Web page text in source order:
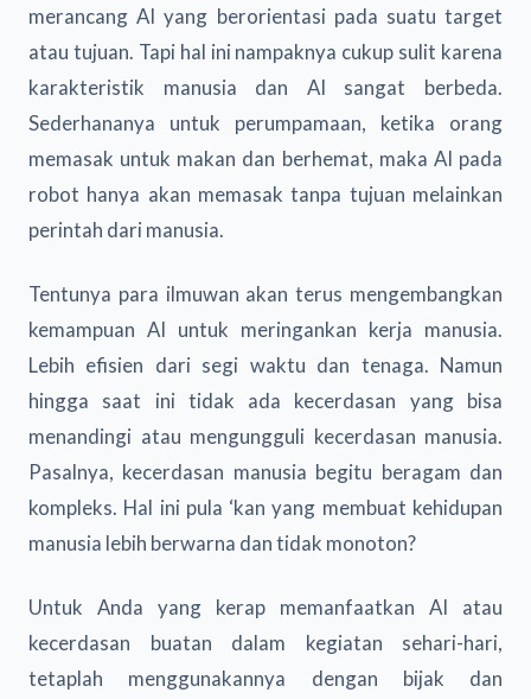
merancang AI yang berorientasi pada suatu target
atau tujuan. Tapi hal ini nampaknya cukup sulit karena
karakteristik manusia dan AI sangat berbeda.
Sederhananya untuk perumpamaan, ketika orang
memasak untuk makan dan berhemat, maka AI pada
robot hanya akan memasak tanpa tujuan melainkan
perintah dari manusia.
Tentunya para ilmuwan akan terus mengembangkan
kemampuan AI untuk meringankan kerja manusia.
Lebih efisien dari segi waktu dan tenaga. Namun
hingga saat ini tidak ada kecerdasan yang bisa
menandingi atau mengungguli kecerdasan manusia.
Pasalnya, kecerdasan manusia begitu beragam dan
kompleks. Hal ini pula ‘kan yang membuat kehidupan
manusia lebih berwarna dan tidak monoton?
Untuk Anda yang kerap memanfaatkan AI atau
kecerdasan buatan dalam kegiatan sehari-hari,
tetaplah menggunakannya dengan bijak dan